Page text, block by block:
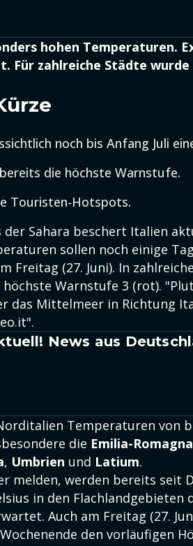
hohen Temperaturen.
Für zahlreiche Städte
noch bis Anfang Juli
die höchste Warnstufe.
Touristen-Hotspots.
Sahara beschert Italien
sollen noch einige
Freitag (27. Juni). In
Warnstufe 3 (rot).
das Mittelmeer in Richtung
News aus
Temperaturen von
die Emilia-Romagna
, Umbrien und Latium.
melden, werden bereits seit
in den Flachlandgebieten
Auch am Freitag (27.
den vorläufigen